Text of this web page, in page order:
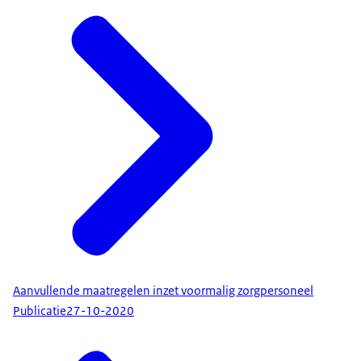
Aanvullende maatregelen inzet voormalig zorgpersoneel
Publicatie27-10-2020